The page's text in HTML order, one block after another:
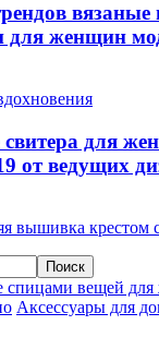
для женщин
для
от ведущих
вышивка крестом
спицами вещей
Аксессуары для